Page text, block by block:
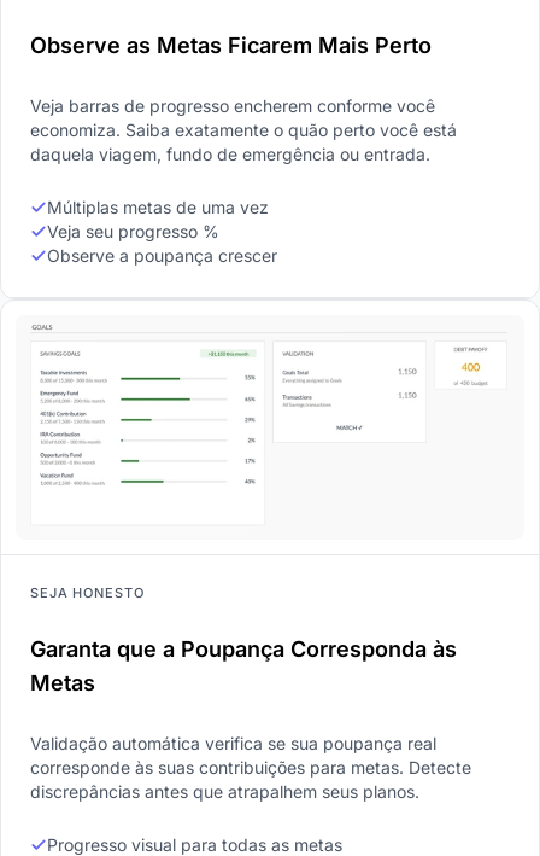
Observe as Metas Ficarem Mais Perto
Veja barras de progresso encherem conforme você
economiza. Saiba exatamente o quão perto você está
daquela viagem, fundo de emergência ou entrada.
Múltiplas metas de uma vez
Veja seu progresso %
Observe a poupança crescer
SEJA HONESTO
Garanta que a Poupança Corresponda às
Metas
Validação automática verifica se sua poupança real
corresponde às suas contribuições para metas. Detecte
discrepâncias antes que atrapalhem seus planos.
Progresso visual para todas as metas